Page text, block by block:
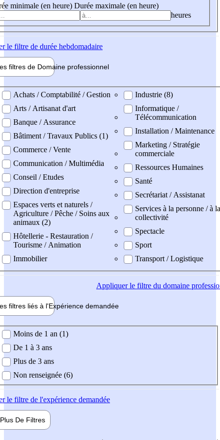
minimale (en heure) Durée maximale (en heure)
heures
le filtre de durée hebdomadaire
filtres de Domaine professionnel
professionel
Achats / Comptabilité / Gestion
Arts / Artisanat d'art
Banque / Assurance
Bâtiment / Travaux Publics (1)
Commerce / Vente
Communication / Multimédia
Conseil / Etudes
Direction d'entreprise
Espaces verts et naturels /
Agriculture / Pêche / Soins aux
animaux (2)
Hôtellerie - Restauration /
Tourisme / Animation
Immobilier
Industrie (8)
Informatique /
Télécommunication
Installation / Maintenance
Marketing / Stratégie
commerciale
Ressources Humaines
Santé
Secrétariat / Assistanat
Services à la personne / à la
collectivité
Spectacle
Sport
Transport / Logistique
Appliquerle filtre du domaine
filtres liés à l'Expérience demandée
demandée
Moins de 1 an (1)
De 1 à 3 ans
Plus de 3 ans
Non renseignée (6)
le filtre de l'expérience demandée
Plus De Filtres